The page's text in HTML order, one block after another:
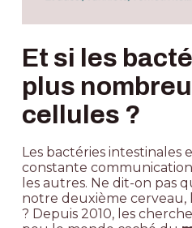
Et si les
plus
cellules ?
Les bactéries intestinales
constante
les autres. Ne dit-on pas
notre deuxième cerveau,
? Depuis 2010, les